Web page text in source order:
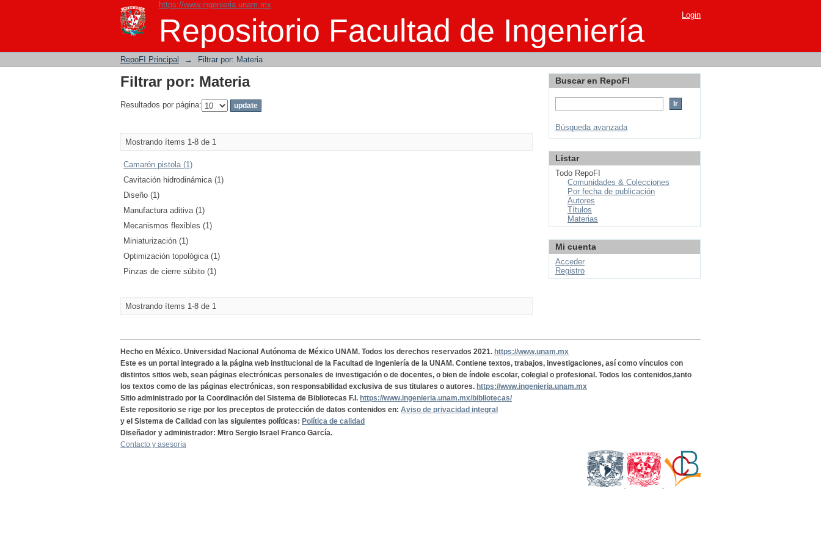
https://www.ingenieria.unam.mx
Repositorio Facultad de Ingeniería
Filtrar por: Materia Login
RepoFI Principal → Filtrar por: Materia
Filtrar por: Materia
Resultados por página:
Mostrando ítems 1-8 de 1
Camarón pistola (1)
Cavitación hidrodinámica (1)
Diseño (1)
Manufactura aditiva (1)
Mecanismos flexibles (1)
Miniaturización (1)
Optimización topológica (1)
Pinzas de cierre súbito (1)
Mostrando ítems 1-8 de 1
Buscar en RepoFI
Búsqueda avanzada
Listar
Todo RepoFI
Comunidades & Colecciones
Por fecha de publicación
Autores
Títulos
Materias
Mi cuenta
Acceder
Registro
Hecho en México. Universidad Nacional Autónoma de México UNAM. Todos los derechos reservados 2021. https://www.unam.mx
Este es un portal integrado a la página web institucional de la Facultad de Ingeniería de la UNAM. Contiene textos, trabajos, investigaciones, así como vínculos con
distintos sitios web, sean páginas electrónicas personales de investigación o de docentes, o bien de índole escolar, colegial o profesional. Todos los contenidos,tanto
los textos como de las páginas electrónicas, son responsabilidad exclusiva de sus titulares o autores. https://www.ingenieria.unam.mx
Sitio administrado por la Coordinación del Sistema de Bibliotecas F.I. https://www.ingenieria.unam.mx/bibliotecas/
Este repositorio se rige por los preceptos de protección de datos contenidos en: Aviso de privacidad integral
y el Sistema de Calidad con las siguientes políticas: Política de calidad
Diseñador y administrador: Mtro Sergio Israel Franco García.
Contacto y asesoría